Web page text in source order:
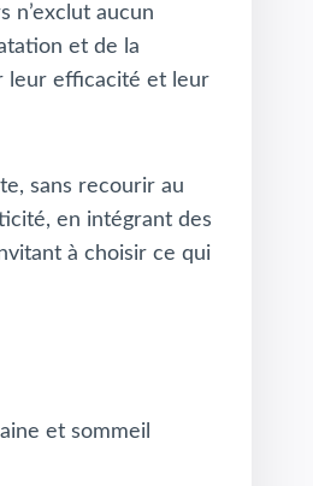
n’exclut aucun
et de la
leur efficacité et leur
sans recourir au
en intégrant des
à choisir ce qui
et sommeil